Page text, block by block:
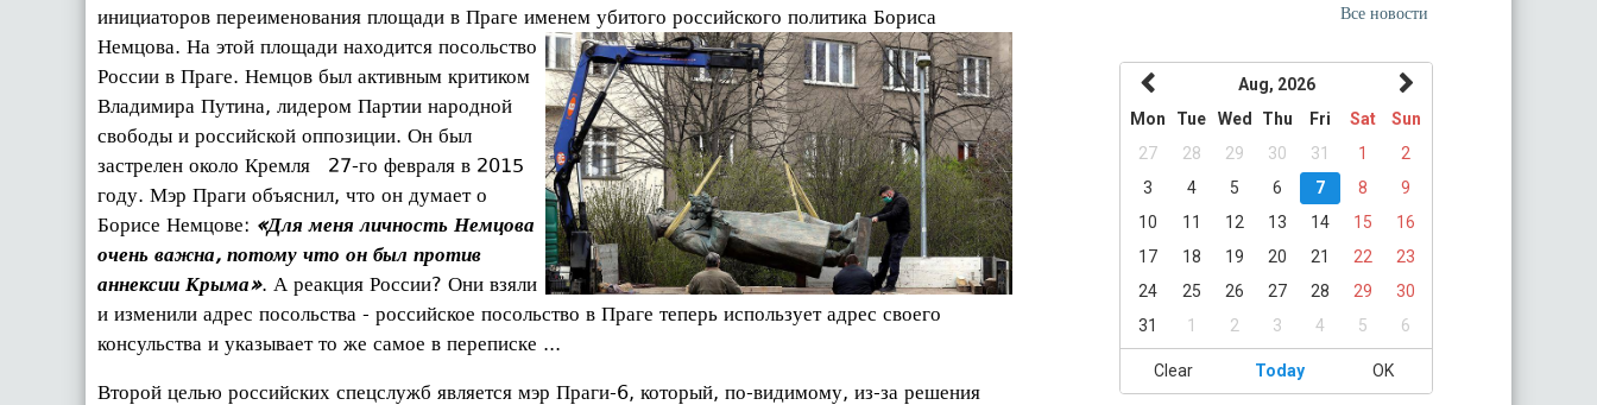
инициаторов переименования площади в Праге именем убитого российского политика Бориса
Немцова. На этой площади находится посольство
России в Праге. Немцов был активным критиком
Владимира Путина, лидером Партии народной
свободы и российской оппозиции. Он был
застрелен около Кремля 27-го февраля в 2015
году. Мэр Праги объяснил, что он думает о
Борисе Немцове: «Для меня личность Немцова
очень важна, потому что он был против
аннексии Крыма». А реакция России? Они взяли
и изменили адрес посольства - российское посольство в Праге теперь использует адрес своего
консульства и указывает то же самое в переписке ...
Второй целью российских спецслужб является мэр Праги-6, который, по-видимому, из-за решения
Все новости
Aug, 2026
Mon
Tue Wed Thu Fri Sat
Sun
27
28 29 30 31 1
2
3
4 5 6 7 8
9
10
11 12 13 14 15
16
17
18 19 20 21 22
23
24
25 26 27 28 29
30
31
1 2 3 4 5 6
Clear Today OK